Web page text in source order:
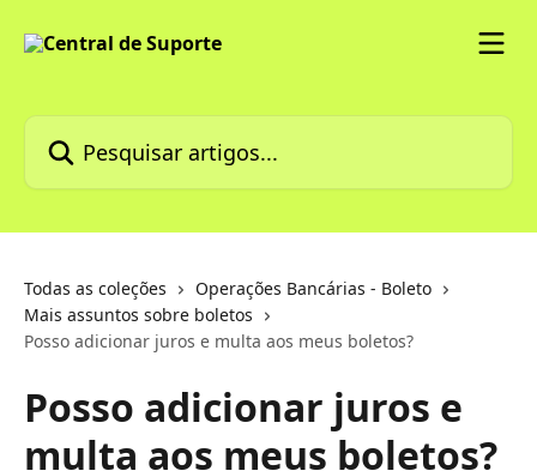
Pesquisar artigos...
Todas as coleções
Operações Bancárias - Boleto
Mais assuntos sobre boletos
Posso adicionar juros e multa aos meus boletos?
Posso adicionar juros e
multa aos meus boletos?